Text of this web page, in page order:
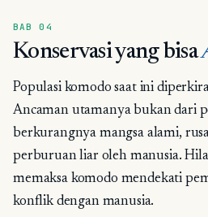
BAB 04
Konservasi yang bisa
Populasi komodo saat ini
Ancaman utamanya bukan dari
berkurangnya mangsa alami,
perburuan liar oleh manusia.
memaksa komodo mendekati
konflik dengan manusia.